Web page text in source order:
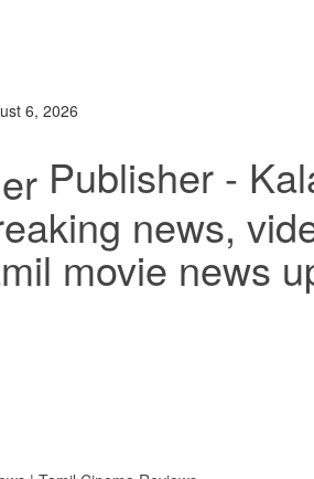
6, 2026
Publisher -
news,
movie news